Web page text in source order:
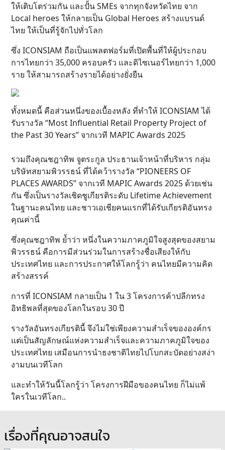
ให้เติบโตร่วมกัน และปั้น SMEs จากทุกจังหวัดไทย จาก
Local heroes ให้กลายเป็น Global Heroes สร้างแบรนด์
ไทย ให้เป็นที่รู้จักไปทั่วโลก
ซึ่ง ICONSIAM ถือเป็นแพลตฟอร์มที่เปิดพื้นที่ให้ผู้ประกอบ
การไทยกว่า 35,000 ครอบครัว และดิไซเนอร์ไทยกว่า 1,000
ราย ให้สามารถสร้างรายได้อย่างยั่งยืน
ทั้งหมดนี้ คือส่วนหนึ่งของเบื้องหลัง ที่ทำให้ ICONSIAM ได้
รับรางวัล “Most Influential Retail Property Project of
the Past 30 Years” จากเวที MAPIC Awards 2025
รวมถึงคุณชฎาทิพ จูตระกูล ประธานเจ้าหน้าที่บริหาร กลุ่ม
บริษัทสยามพิวรรธน์ ที่ได้คว้ารางวัล “PIONEERS OF
PLACES AWARDS” จากเวที MAPIC Awards 2025 ด้วยเช่น
กัน ซึ่งเป็นรางวัลเชิดชูเกียรติระดับ Lifetime Achievement
ในฐานะคนไทย และชาวเอเชียคนแรกที่ได้รับเกียรติอันทรง
คุณค่านี้
ซึ่งคุณชฎาทิพ ย้ำว่า หนึ่งในความภาคภูมิใจสูงสุดของสยาม
พิวรรธน์ คือการมีส่วนร่วมในการสร้างชื่อเสียงให้กับ
ประเทศไทย และการประกาศให้โลกรู้ว่า คนไทยมีความคิด
สร้างสรรค์
การที่ ICONSIAM กลายเป็น 1 ใน 3 โครงการค้าปลีกทรง
อิทธิพลที่สุดของโลกในรอบ 30 ปี
รางวัลอันทรงเกียรตินี้ จึงไม่ใช่เพียงความสำเร็จขององค์กร
แต่เป็นสัญลักษณ์แห่งความสำเร็จและความภาคภูมิใจของ
ประเทศไทย เสมือนการนำธงชาติไทยไปโบกสะบัดอย่างสง่า
งามบนเวทีโลก
และทำให้วันนี้โลกรู้ว่า โครงการฝีมือของคนไทย ก็ไม่แพ้
ใครในเวทีโลก..
เรื่องที่คุณอาจสนใจ